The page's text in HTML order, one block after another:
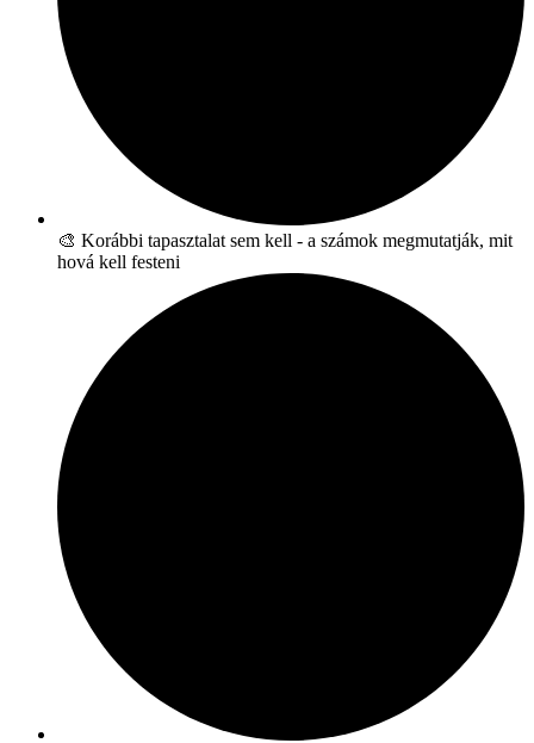
🎨 Korábbi tapasztalat sem kell - a számok megmutatják, mit
hová kell festeni